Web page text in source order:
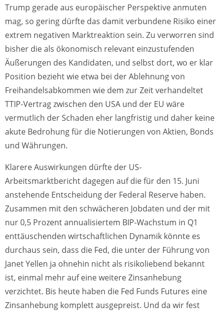
Trump gerade aus europäischer Perspektive anmuten
mag, so gering dürfte das damit verbundene Risiko einer
extrem negativen Marktreaktion sein. Zu verworren sind
bisher die als ökonomisch relevant einzustufenden
Äußerungen des Kandidaten, und selbst dort, wo er klar
Position bezieht wie etwa bei der Ablehnung von
Freihandelsabkommen wie dem zur Zeit verhandeltet
TTIP-Vertrag zwischen den USA und der EU wäre
vermutlich der Schaden eher langfristig und daher keine
akute Bedrohung für die Notierungen von Aktien, Bonds
und Währungen.
Klarere Auswirkungen dürfte der US-
Arbeitsmarktbericht dagegen auf die für den 15. Juni
anstehende Entscheidung der Federal Reserve haben.
Zusammen mit den schwächeren Jobdaten und der mit
nur 0,5 Prozent annualisiertem BIP-Wachstum in Q1
enttäuschenden wirtschaftlichen Dynamik könnte es
durchaus sein, dass die Fed, die unter der Führung von
Janet Yellen ja ohnehin nicht als risikoliebend bekannt
ist, einmal mehr auf eine weitere Zinsanhebung
verzichtet. Bis heute haben die Fed Funds Futures eine
Zinsanhebung komplett ausgepreist. Und da wir fest